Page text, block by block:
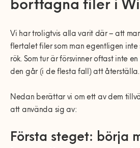
borttagna filer i
Vi har troligtvis alla varit där – att
flertalet filer som man egentligen inte
rök. Som tur är försvinner oftast inte
den går (i de flesta fall) att återställa.
Nedan berättar vi om ett av dem
att använda sig av:
Första steget: börja